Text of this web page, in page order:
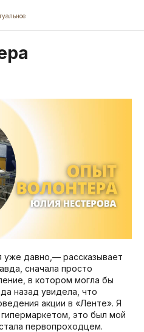
давно,— рассказывает
сначала просто
в котором могла бы
назад увидела, что
акции в «Ленте». Я
это был мой
первопроходцем.